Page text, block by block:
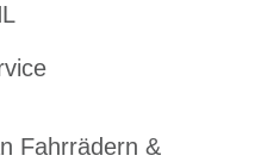
Fahrrädern &